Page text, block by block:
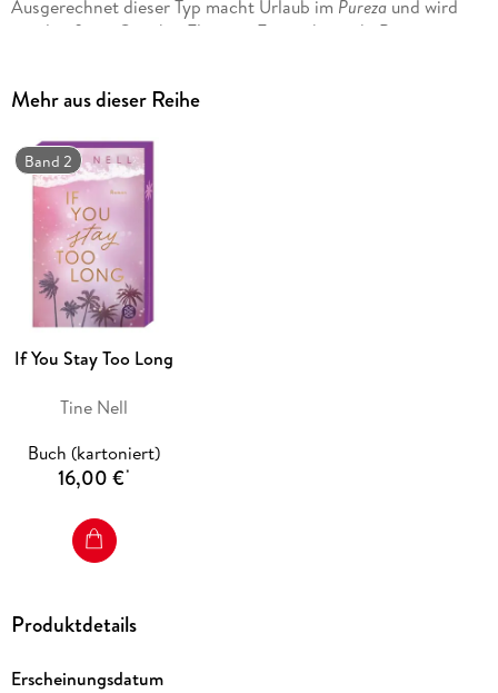
Ausgerechnet dieser Typ macht Urlaub im Pureza und wird
regelmäßiger Gast bei Elana im Fitnessbereich. Beim
mit jedem Blick und jeder Berührung. Aber die oberste Regel
Und obwohl Adrian alles gibt, um Elana zu beweisen, dass sie
ihnen beiden eine Chance geben sollte, scheint er ihr etwas
zu verschweigen . . .
Mehr aus dieser Reihe
Band 2
If You Stay Too Long
Tine Nell
Buch (kartoniert)
16,00 €*
Produktdetails
Erscheinungsdatum